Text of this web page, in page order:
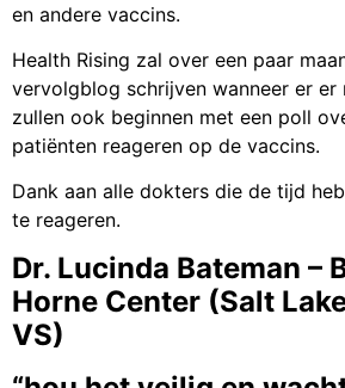
en andere vaccins.
Health Rising zal over een paar
vervolgblog schrijven wanneer er er
zullen ook beginnen met een poll
patiënten reageren op de vaccins.
Dank aan alle dokters die de tijd
te reageren.
Dr. Lucinda Bateman –
Horne Center (Salt
VS)